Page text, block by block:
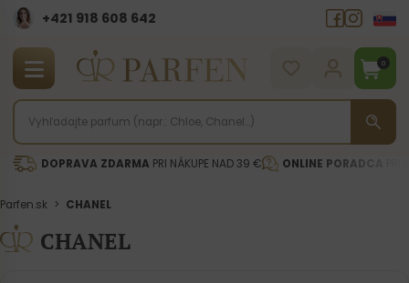
+421 918 608 642‬
0
DOPRAVA ZDARMA PRI NÁKUPE NAD 39 € ONLINE PORADCA
Parfen.sk > CHANEL
CHANEL